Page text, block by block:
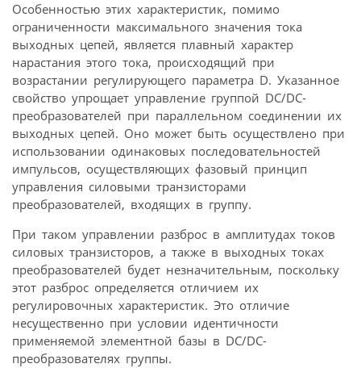
Особенностью этих характеристик, помимо
ограниченности максимального значения тока
выходных цепей, является плавный характер
нарастания этого тока, происходящий при
возрастании регулирующего параметра D. Указанное
свойство упрощает управление группой DC/DC-
преобразователей при параллельном соединении их
выходных цепей. Оно может быть осуществлено при
использовании одинаковых последовательностей
импульсов, осуществляющих фазовый принцип
управления силовыми транзисторами
преобразователей, входящих в группу.
При таком управлении разброс в амплитудах токов
силовых транзисторов, а также в выходных токах
преобразователей будет незначительным, поскольку
этот разброс определяется отличием их
регулировочных характеристик. Это отличие
несущественно при условии идентичности
применяемой элементной базы в DC/DC-
преобразователях группы.